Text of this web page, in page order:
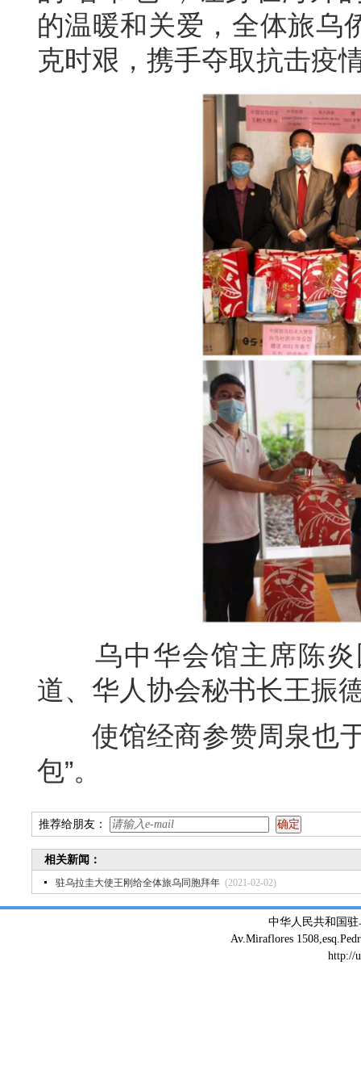
的温暖和关爱，全体旅乌
克时艰，携手夺取抗击疫
乌中华会馆主席陈炎
道、华人协会秘书长王振
使馆经商参赞周泉也于
包”。
推荐给朋友：
相关新闻：
驻乌拉圭大使王刚给全体旅乌同胞拜年 (2021-02-02)
中华人民共和国
Av.Miraflores
http://